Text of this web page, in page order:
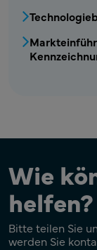
Wie
helfen?
Bitte teilen Sie
werden Sie